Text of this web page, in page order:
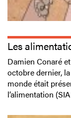
Les
Damien Conaré
octobre dernier,
monde était
l’alimentation